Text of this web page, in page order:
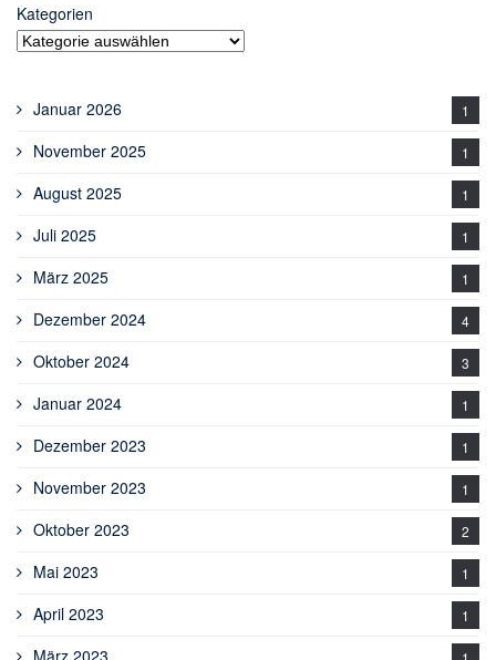
Kategorien
Januar 2026 1
November 2025 1
August 2025 1
Juli 2025 1
März 2025 1
Dezember 2024 4
Oktober 2024 3
Januar 2024 1
Dezember 2023 1
November 2023 1
Oktober 2023 2
Mai 2023 1
April 2023 1
März 2023